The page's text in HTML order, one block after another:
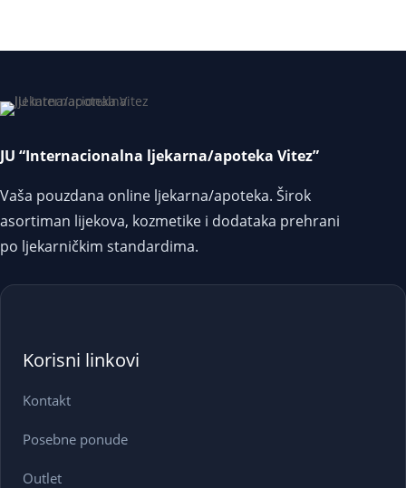
JU “Internacionalna ljekarna/apoteka Vitez”
Vaša pouzdana online ljekarna/apoteka. Širok
asortiman lijekova, kozmetike i dodataka prehrani
po ljekarničkim standardima.
Korisni linkovi
Kontakt
Posebne ponude
Outlet